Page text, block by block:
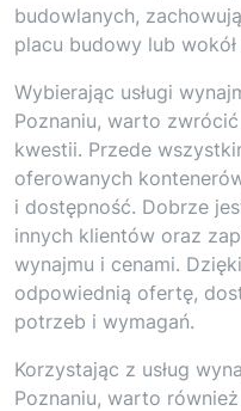
budowlanych,
placu budowy lub
Wybierając usługi
Poznaniu, warto
kwestii. Przede
oferowanych
i dostępność. Dobrze
innych klientów oraz
wynajmu i cenami.
odpowiednią ofertę,
potrzeb i wymagań.
Korzystając z usług
Poznaniu, warto